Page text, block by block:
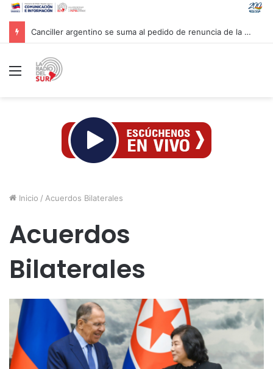
Canciller argentino se suma al pedido de renuncia de la vicepresidenta Villarruel
Menú
Inicio / Acuerdos Bilaterales
Acuerdos
Bilaterales